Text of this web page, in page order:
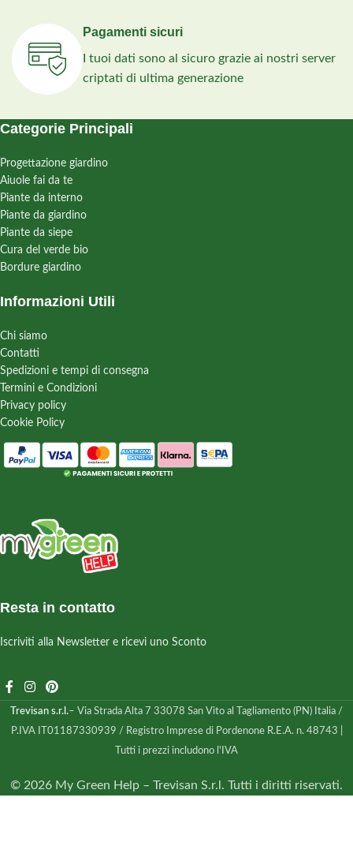
Pagamenti sicuri
I tuoi dati sono al sicuro grazie ai nostri server
criptati di ultima generazione
Categorie Principali
Progettazione giardino
Aiuole fai da te
Piante da interno
Piante da giardino
Piante da siepe
Cura del verde bio
Bordure giardino
Informazioni Utili
Chi siamo
Contatti
Spedizioni e tempi di consegna
Termini e Condizioni
Privacy policy
Cookie Policy
Resta in contatto
Iscriviti alla Newsletter e ricevi uno Sconto
Trevisan s.r.l.– Via Strada Alta 7 33078 San Vito al Tagliamento (PN) Italia /
P.IVA IT01187330939 / Registro Imprese di Pordenone R.E.A. n. 48743 |
Tutti i prezzi includono l'IVA
© 2026 My Green Help – Trevisan S.r.l. Tutti i diritti riservati.